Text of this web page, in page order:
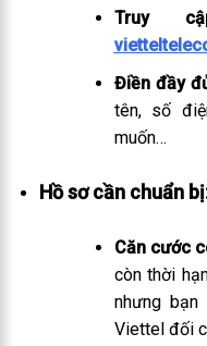
Truy
Điền đầy
tên, số
muốn…
Hồ sơ cần chuẩn
Căn cước
còn thời
nhưng
Viettel đối